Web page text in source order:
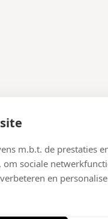
m.b.t. de prestaties
om sociale
en